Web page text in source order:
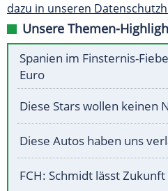
dazu in unseren
Unsere Themen-
Spanien im Finsternis-
Euro
Diese Stars wollen keinen
Diese Autos haben uns
FCH: Schmidt lässt